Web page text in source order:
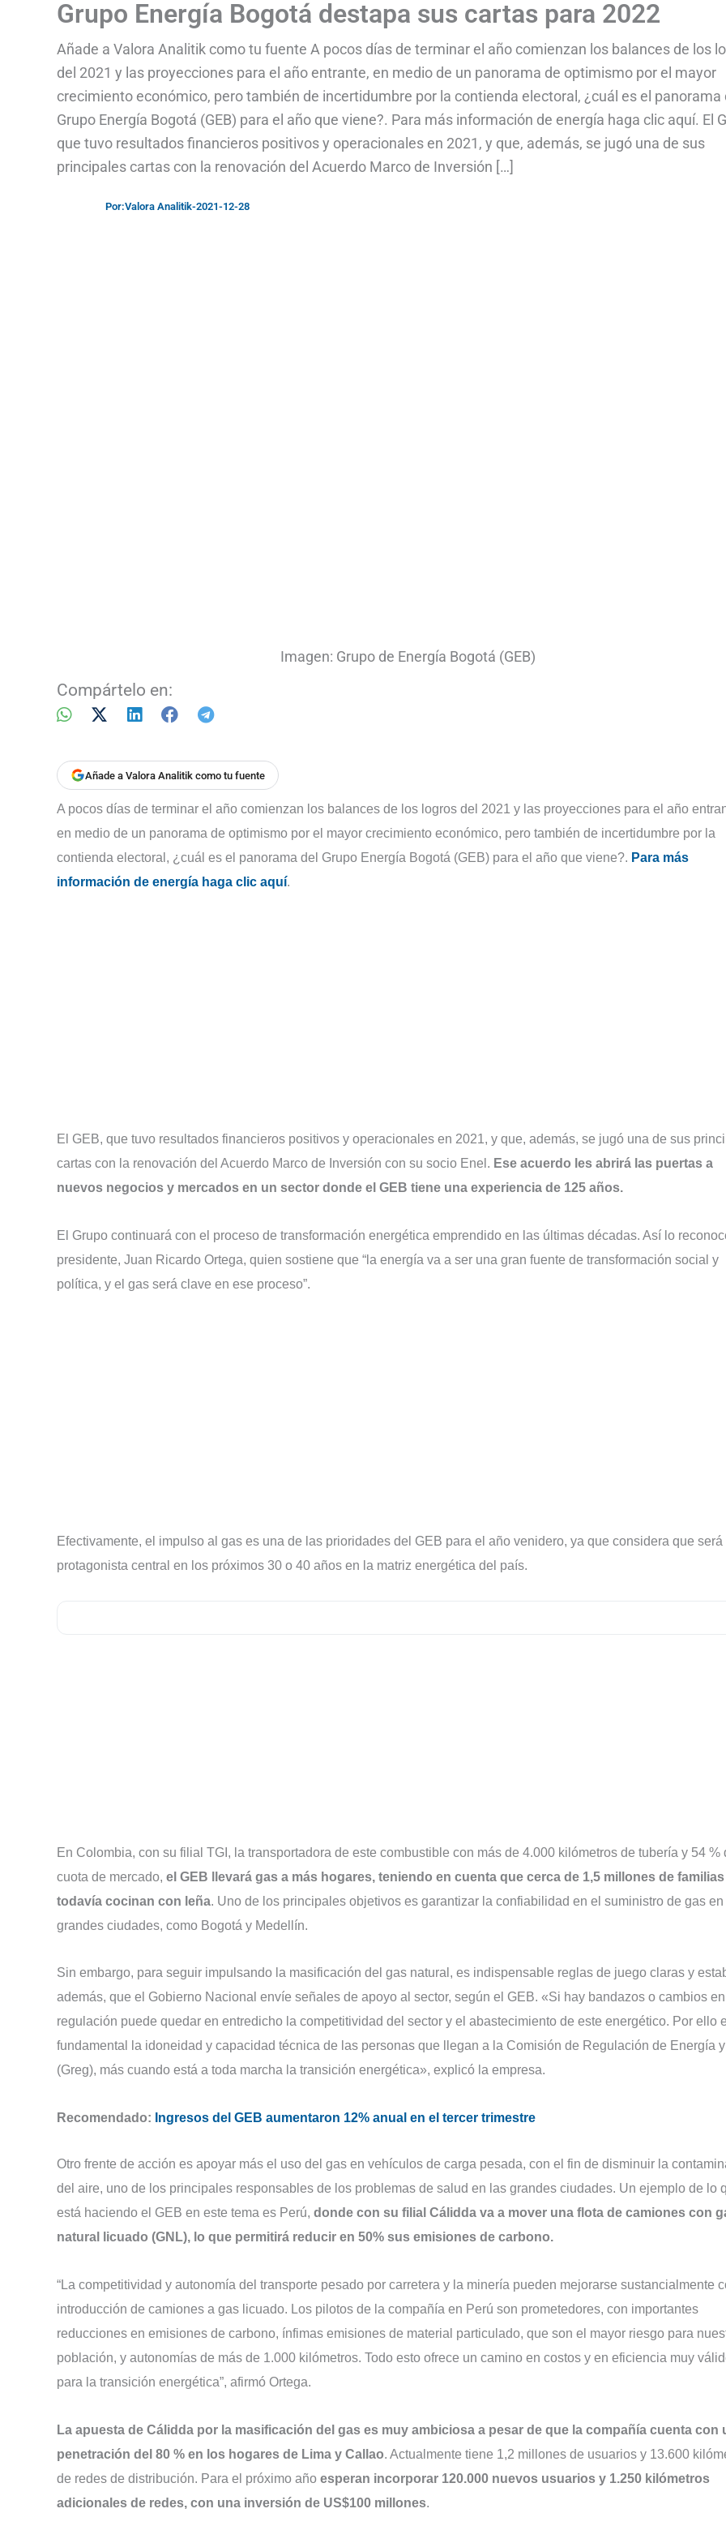
Grupo Energía Bogotá destapa sus cartas para 2022
Añade a Valora Analitik como tu fuente A pocos días de terminar el año comienzan los balances de los
del 2021 y las proyecciones para el año entrante, en medio de un panorama de optimismo por el mayor
crecimiento económico, pero también de incertidumbre por la contienda electoral, ¿cuál es el panorama
Grupo Energía Bogotá (GEB) para el año que viene?. Para más información de energía haga clic aquí. El
que tuvo resultados financieros positivos y operacionales en 2021, y que, además, se jugó una de sus
principales cartas con la renovación del Acuerdo Marco de Inversión […]
Por:Valora Analitik-2021-12-28
Imagen: Grupo de Energía Bogotá (GEB)
Compártelo en:
Añade a Valora Analitik como tu fuente
A pocos días de terminar el año comienzan los balances de los logros del 2021 y las proyecciones para el año
en medio de un panorama de optimismo por el mayor crecimiento económico, pero también de incertidumbre por la
contienda electoral, ¿cuál es el panorama del Grupo Energía Bogotá (GEB) para el año que viene?. Para más
información de energía haga clic aquí.
El GEB, que tuvo resultados financieros positivos y operacionales en 2021, y que, además, se jugó una de sus
cartas con la renovación del Acuerdo Marco de Inversión con su socio Enel. Ese acuerdo les abrirá las puertas a
nuevos negocios y mercados en un sector donde el GEB tiene una experiencia de 125 años.
El Grupo continuará con el proceso de transformación energética emprendido en las últimas décadas. Así lo
presidente, Juan Ricardo Ortega, quien sostiene que “la energía va a ser una gran fuente de transformación social y
política, y el gas será clave en ese proceso”.
Efectivamente, el impulso al gas es una de las prioridades del GEB para el año venidero, ya que considera que será
protagonista central en los próximos 30 o 40 años en la matriz energética del país.
En Colombia, con su filial TGI, la transportadora de este combustible con más de 4.000 kilómetros de tubería y 54 %
cuota de mercado, el GEB llevará gas a más hogares, teniendo en cuenta que cerca de 1,5 millones de familias
todavía cocinan con leña. Uno de los principales objetivos es garantizar la confiabilidad en el suministro de gas
grandes ciudades, como Bogotá y Medellín.
Sin embargo, para seguir impulsando la masificación del gas natural, es indispensable reglas de juego claras y
además, que el Gobierno Nacional envíe señales de apoyo al sector, según el GEB. «Si hay bandazos o cambios
regulación puede quedar en entredicho la competitividad del sector y el abastecimiento de este energético. Por ello
fundamental la idoneidad y capacidad técnica de las personas que llegan a la Comisión de Regulación de Energía
(Greg), más cuando está a toda marcha la transición energética», explicó la empresa.
Recomendado: Ingresos del GEB aumentaron 12% anual en el tercer trimestre
Otro frente de acción es apoyar más el uso del gas en vehículos de carga pesada, con el fin de disminuir la
del aire, uno de los principales responsables de los problemas de salud en las grandes ciudades. Un ejemplo de lo
está haciendo el GEB en este tema es Perú, donde con su filial Cálidda va a mover una flota de camiones con
natural licuado (GNL), lo que permitirá reducir en 50% sus emisiones de carbono.
“La competitividad y autonomía del transporte pesado por carretera y la minería pueden mejorarse sustancialmente
introducción de camiones a gas licuado. Los pilotos de la compañía en Perú son prometedores, con importantes
reducciones en emisiones de carbono, ínfimas emisiones de material particulado, que son el mayor riesgo para
población, y autonomías de más de 1.000 kilómetros. Todo esto ofrece un camino en costos y en eficiencia muy
para la transición energética”, afirmó Ortega.
La apuesta de Cálidda por la masificación del gas es muy ambiciosa a pesar de que la compañía cuenta con
penetración del 80 % en los hogares de Lima y Callao. Actualmente tiene 1,2 millones de usuarios y 13.600
de redes de distribución. Para el próximo año esperan incorporar 120.000 nuevos usuarios y 1.250 kilómetros
adicionales de redes, con una inversión de US$100 millones.